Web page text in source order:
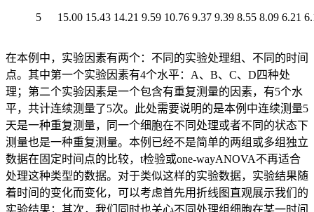
5 15.00 15.43 14.21 9.59 10.76 9.37 9.39 8.55 8.09 6.21
在本例中，实验因素有两个：不同的实验处理组、不同的时间
点。其中第一个实验因素有4个水平：A、B、C、D四种处
理；第二个实验因素是一个包含有重复测量的因素，有5个水
平，共计连续测量了5次。此处需要说明的是本例中连续测量5
天是一种重复测量，同一个细胞在不同处理或者不同的状态下
测量也是一种重复测量。本例已经不是简单的两组或多组独立
数据在固定时间点的比较，t检验或one-wayANOVA不再适合
处理这种类型的数据。对于类似这样的实验数据，实验结果随
着时间的变化而变化，可以考虑首先用折线图直观展示我们的
实验结果；其次，我们同时也关心不同处理组细胞在某一时间